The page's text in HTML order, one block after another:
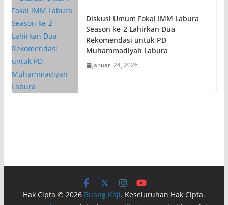
Diskusi Umum Fokal IMM Labura
Season ke-2 Lahirkan Dua
Rekomendasi untuk PD
Muhammadiyah Labura
Januari 24, 2026
Hak Cipta © 2026 Ruang Kaji. Keseluruhan Hak Cipta.